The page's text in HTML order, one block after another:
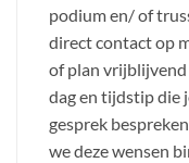
podium en/ of
direct contact op
of plan vrijblijvend
dag en tijdstip die
gesprek
we deze wensen